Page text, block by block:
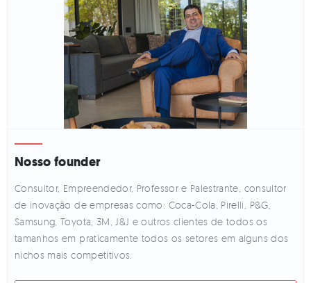
Nosso founder
Consultor, Empreendedor, Professor e Palestrante, consultor
de inovação de empresas como: Coca-Cola, Pirelli, P&G,
Samsung, Toyota, 3M, J&J e outros clientes de todos os
tamanhos em praticamente todos os setores em alguns dos
nichos mais competitivos.